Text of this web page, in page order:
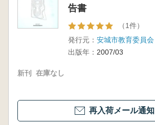
告書
（1件）
発行元： 安城市教育委員会
出版年： 2007/03
新刊 在庫なし
再入荷メール通知